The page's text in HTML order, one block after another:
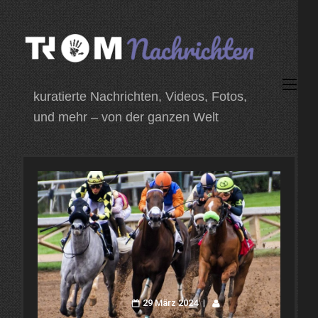
Zum
Inhalt
springen
drücken)
kuratierte Nachrichten, Videos, Fotos,
und mehr – von der ganzen Welt
29 März 2024